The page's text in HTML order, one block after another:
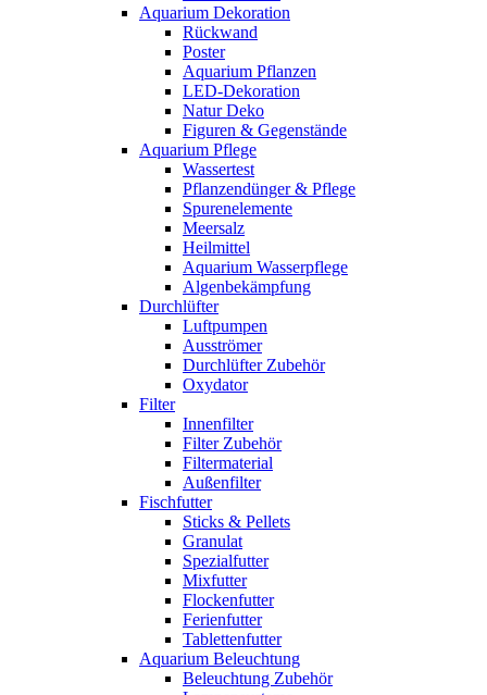
Aquarium Dekoration
Rückwand
Poster
Aquarium Pflanzen
LED-Dekoration
Natur Deko
Figuren & Gegenstände
Aquarium Pflege
Wassertest
Pflanzendünger & Pflege
Spurenelemente
Meersalz
Heilmittel
Aquarium Wasserpflege
Algenbekämpfung
Durchlüfter
Luftpumpen
Ausströmer
Durchlüfter Zubehör
Oxydator
Filter
Innenfilter
Filter Zubehör
Filtermaterial
Außenfilter
Fischfutter
Sticks & Pellets
Granulat
Spezialfutter
Mixfutter
Flockenfutter
Ferienfutter
Tablettenfutter
Aquarium Beleuchtung
Beleuchtung Zubehör